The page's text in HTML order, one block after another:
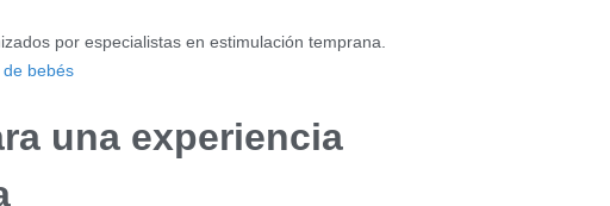
por especialistas en estimulación temprana.
bebés
una experiencia